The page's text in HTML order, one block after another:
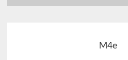
M4e